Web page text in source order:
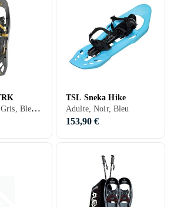
Adulte, Noir, Gris, Bleu, Rouge, Jaune, Orange, Beige
TSL Sneka Hike
Adulte, Noir, Bleu
153,90 €